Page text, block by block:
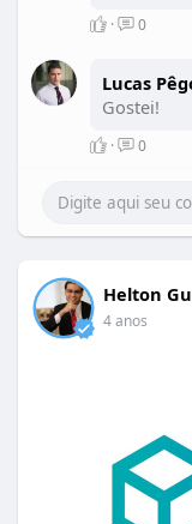
· 0
Lucas
Gostei!
· 0
Helton
4 anos